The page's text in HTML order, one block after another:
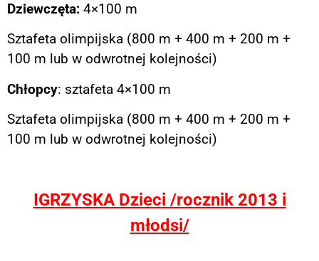
Dziewczęta: 4×100 m
Sztafeta olimpijska (800 m + 400 m + 200 m +
100 m lub w odwrotnej kolejności)
Chłopcy: sztafeta 4×100 m
Sztafeta olimpijska (800 m + 400 m + 200 m +
100 m lub w odwrotnej kolejności)
IGRZYSKA Dzieci /rocznik 2013 i
młodsi/